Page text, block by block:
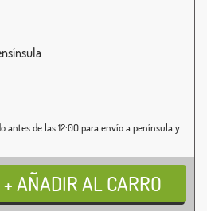
antes de las 12:00 para envío a península y